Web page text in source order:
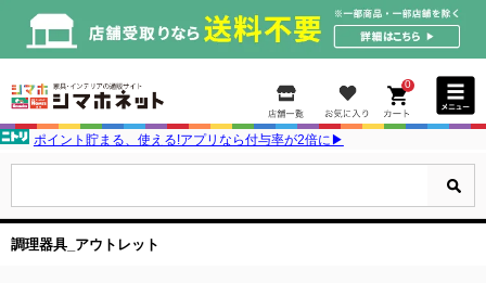
0
ポイント貯まる、使える!アプリなら付与率が2倍に▶
調理器具_アウトレット